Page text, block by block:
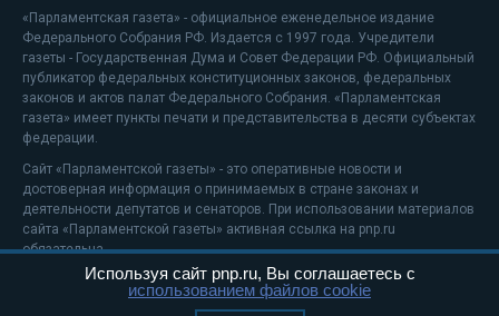
«Парламентская газета» - официальное еженедельное издание
Федерального Собрания РФ. Издается с 1997 года. Учредители
газеты - Государственная Дума и Совет Федерации РФ. Официальный
публикатор федеральных конституционных законов, федеральных
законов и актов палат Федерального Собрания. «Парламентская
газета» имеет пункты печати и представительства в десяти субъектах
федерации.
Сайт «Парламентской газеты» - это оперативные новости и
достоверная информация о принимаемых в стране законах и
деятельности депутатов и сенаторов. При использовании материалов
сайта «Парламентской газеты» активная ссылка на pnp.ru
обязательна.
На информационном ресурсе применяютсярекомендательные
Используя сайт pnp.ru, Вы соглашаетесь с
использованием файлов cookie